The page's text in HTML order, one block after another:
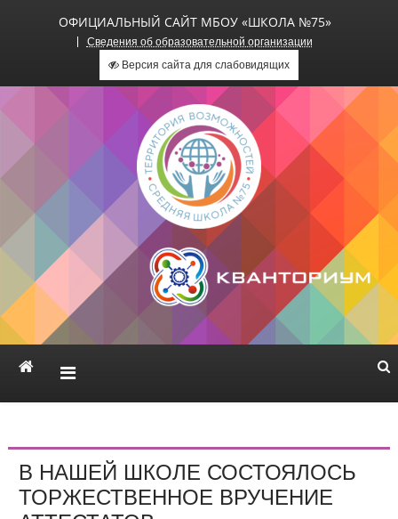
ОФИЦИАЛЬНЫЙ САЙТ МБОУ «ШКОЛА №75»
Сведения об образовательной организации
Версия сайта для слабовидящих
Официальный сайт МБОУ
«Школа №75»
В НАШЕЙ ШКОЛЕ СОСТОЯЛОСЬ
ТОРЖЕСТВЕННОЕ ВРУЧЕНИЕ